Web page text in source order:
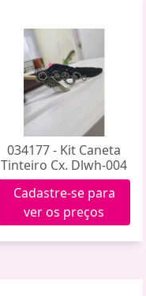
034177 - Kit Caneta
Tinteiro Cx. Dlwh-004
Cadastre-se para
ver os preços